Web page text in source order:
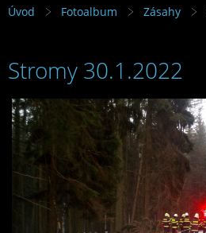
Úvod Fotoalbum Zásahy
Stromy 30.1.2022